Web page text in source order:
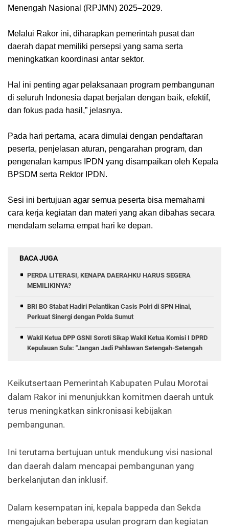
Menengah Nasional (RPJMN) 2025–2029.
Melalui Rakor ini, diharapkan pemerintah pusat dan
daerah dapat memiliki persepsi yang sama serta
meningkatkan koordinasi antar sektor.
Hal ini penting agar pelaksanaan program pembangunan
di seluruh Indonesia dapat berjalan dengan baik, efektif,
dan fokus pada hasil,” jelasnya.
Pada hari pertama, acara dimulai dengan pendaftaran
peserta, penjelasan aturan, pengarahan program, dan
pengenalan kampus IPDN yang disampaikan oleh Kepala
BPSDM serta Rektor IPDN.
Sesi ini bertujuan agar semua peserta bisa memahami
cara kerja kegiatan dan materi yang akan dibahas secara
mendalam selama empat hari ke depan.
BACA JUGA
PERDA LITERASI, KENAPA DAERAHKU HARUS SEGERA
MEMILIKINYA?
BRI BO Stabat Hadiri Pelantikan Casis Polri di SPN Hinai,
Perkuat Sinergi dengan Polda Sumut
Wakil Ketua DPP GSNI Soroti Sikap Wakil Ketua Komisi I DPRD
Kepulauan Sula: "Jangan Jadi Pahlawan Setengah-Setengah
Keikutsertaan Pemerintah Kabupaten Pulau Morotai
dalam Rakor ini menunjukkan komitmen daerah untuk
terus meningkatkan sinkronisasi kebijakan
pembangunan.
Ini terutama bertujuan untuk mendukung visi nasional
dan daerah dalam mencapai pembangunan yang
berkelanjutan dan inklusif.
Dalam kesempatan ini, kepala bappeda dan Sekda
mengajukan beberapa usulan program dan kegiatan